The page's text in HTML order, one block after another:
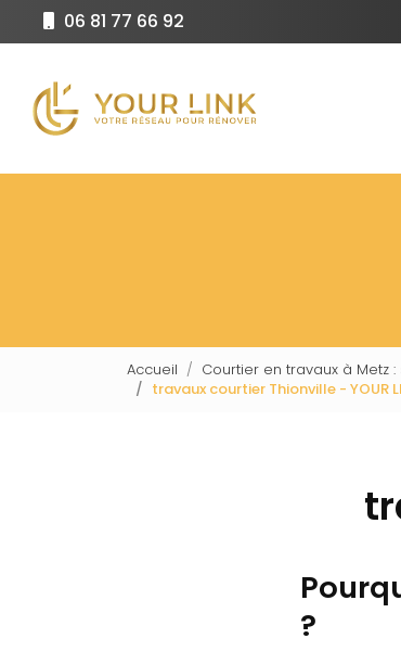
principal
06 81 77 66 92
Accueil Courtier en travaux à Metz :
travaux courtier Thionville - YOUR
?